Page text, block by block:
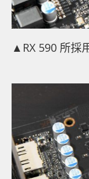
▲ RX 590 所採